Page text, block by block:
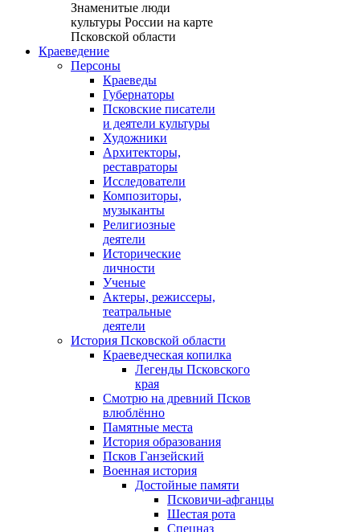
Знаменитые люди
культуры России на карте
Псковской области
Краеведение
Персоны
Краеведы
Губернаторы
Псковские писатели
и деятели культуры
Художники
Архитекторы,
реставраторы
Исследователи
Композиторы,
музыканты
Религиозные
деятели
Исторические
личности
Ученые
Актеры, режиссеры,
театральные
деятели
История Псковской области
Краеведческая копилка
Легенды Псковского
края
Смотрю на древний Псков
влюблённо
Памятные места
История образования
Псков Ганзейский
Военная история
Достойные памяти
Псковичи-афганцы
Шестая рота
Спецназ